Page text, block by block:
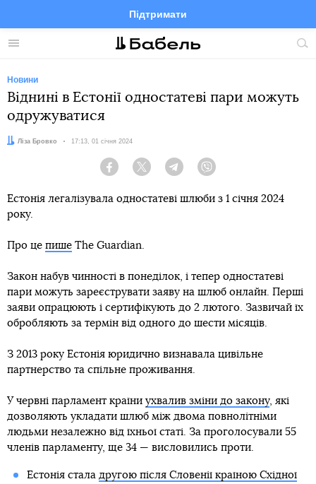
Меню
Підтримати
FacebookTelegramTwitter
Новини
Віднині в Естонії одностатеві пари можуть
одружуватися
Автор:
Ліза Бровко Дата:
17:13, 01 січня 2024
Facebook Twitter Telegram
Естонія легалізувала одностатеві шлюби з 1 січня 2024
року.
Про це пише The Guardian.
Закон набув чинності в понеділок, і тепер одностатеві
пари можуть зареєструвати заяву на шлюб онлайн. Перші
заяви опрацюють і сертифікують до 2 лютого. Зазвичай їх
обробляють за термін від одного до шести місяців.
З 2013 року Естонія юридично визнавала цивільне
партнерство та спільне проживання.
У червні парламент країни ухвалив зміни до закону, які
дозволяють укладати шлюб між двома повнолітніми
людьми незалежно від їхньої статі. За проголосували 55
членів парламенту, ще 34 — висловились проти.
Естонія стала другою після Словенії країною Східної